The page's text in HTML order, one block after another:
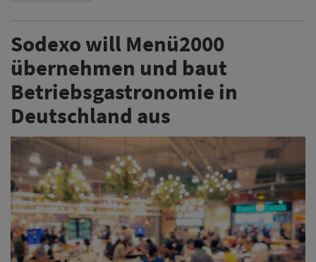
Sodexo will Menü2000
übernehmen und baut
Betriebsgastronomie in
Deutschland aus